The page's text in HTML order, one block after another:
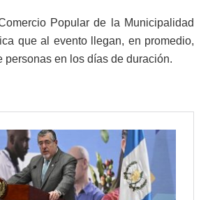
Popular de la Municipalidad
que al evento llegan, en promedio,
personas en los días de duración.